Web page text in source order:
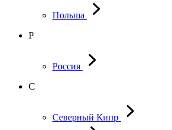
Польша
Р
Россия
С
Северный Кипр